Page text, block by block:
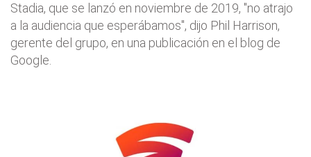
Stadia, que se lanzó en noviembre de 2019, "no atrajo
a la audiencia que esperábamos", dijo Phil Harrison,
gerente del grupo, en una publicación en el blog de
Google.